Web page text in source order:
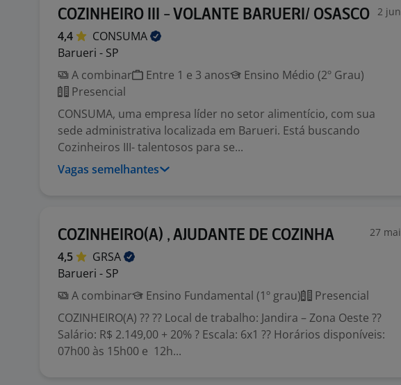
COZINHEIRO III - VOLANTE BARUERI/ OSASCO 2 jun
4,4
CONSUMA
Barueri - SP
A combinar
Entre 1 e 3 anos
Ensino Médio (2º Grau)
Presencial
CONSUMA, uma empresa líder no setor alimentício, com sua
sede administrativa localizada em Barueri. Está buscando
Cozinheiros III- talentosos para se...
Vagas semelhantes
COZINHEIRO(A) , AJUDANTE DE COZINHA 27 mai
4,5
GRSA
Barueri - SP
A combinar
Ensino Fundamental (1º grau)
Presencial
COZINHEIRO(A) ?? ?? Local de trabalho: Jandira – Zona Oeste ??
Salário: R$ 2.149,00 + 20% ? Escala: 6x1 ?? Horários disponíveis:
07h00 às 15h00 e 12h...